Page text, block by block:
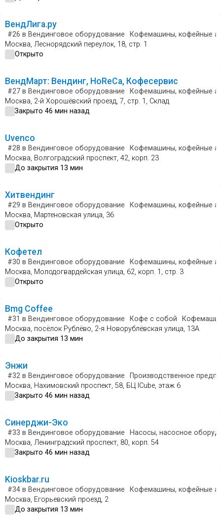
ВендЛига.ру
#26 в Вендинговое оборудование
Кофемашины, кофейные
Москва, Леснорядский переулок, 18, стр. 1
Открыто
ВендМарт: Вендинг, HoReCa, Кофесервис
#27 в Вендинговое оборудование
Кофемашины, кофейные
Москва, 2-й Хорошёвский проезд, 7, стр. 1, Склад
Закрыто 46 мин назад
Uvenco
#28 в Вендинговое оборудование
Кофемашины, кофейные
Москва, Волгоградский проспект, 42, корп. 23
До закрытия 13 мин
Хитвендинг
#29 в Вендинговое оборудование
Кофемашины, кофейные
Москва, Мартеновская улица, 36
Открыто
Кофетел
#30 в Вендинговое оборудование
Кофемашины, кофейные
Москва, Молодогвардейская улица, 62, корп. 1, стр. 3
Открыто
Bmg Coffee
#31 в Вендинговое оборудование Кофе с собой
Москва, посёлок Рублёво, 2-я Новорублёвская улица, 13А
До закрытия 13 мин
Энжи
#32 в Вендинговое оборудование
Производственное
Москва, Нахимовский проспект, 58, БЦ ICube, этаж 6
Закрыто 46 мин назад
Синерджи-Эко
#33 в Вендинговое оборудование
Насосы, насосное
Москва, Ленинградский проспект, 80, корп. 54
Закрыто 46 мин назад
Kioskbar.ru
#34 в Вендинговое оборудование
Кофемашины, кофейные
Москва, Егорьевский проезд, 2
До закрытия 13 мин